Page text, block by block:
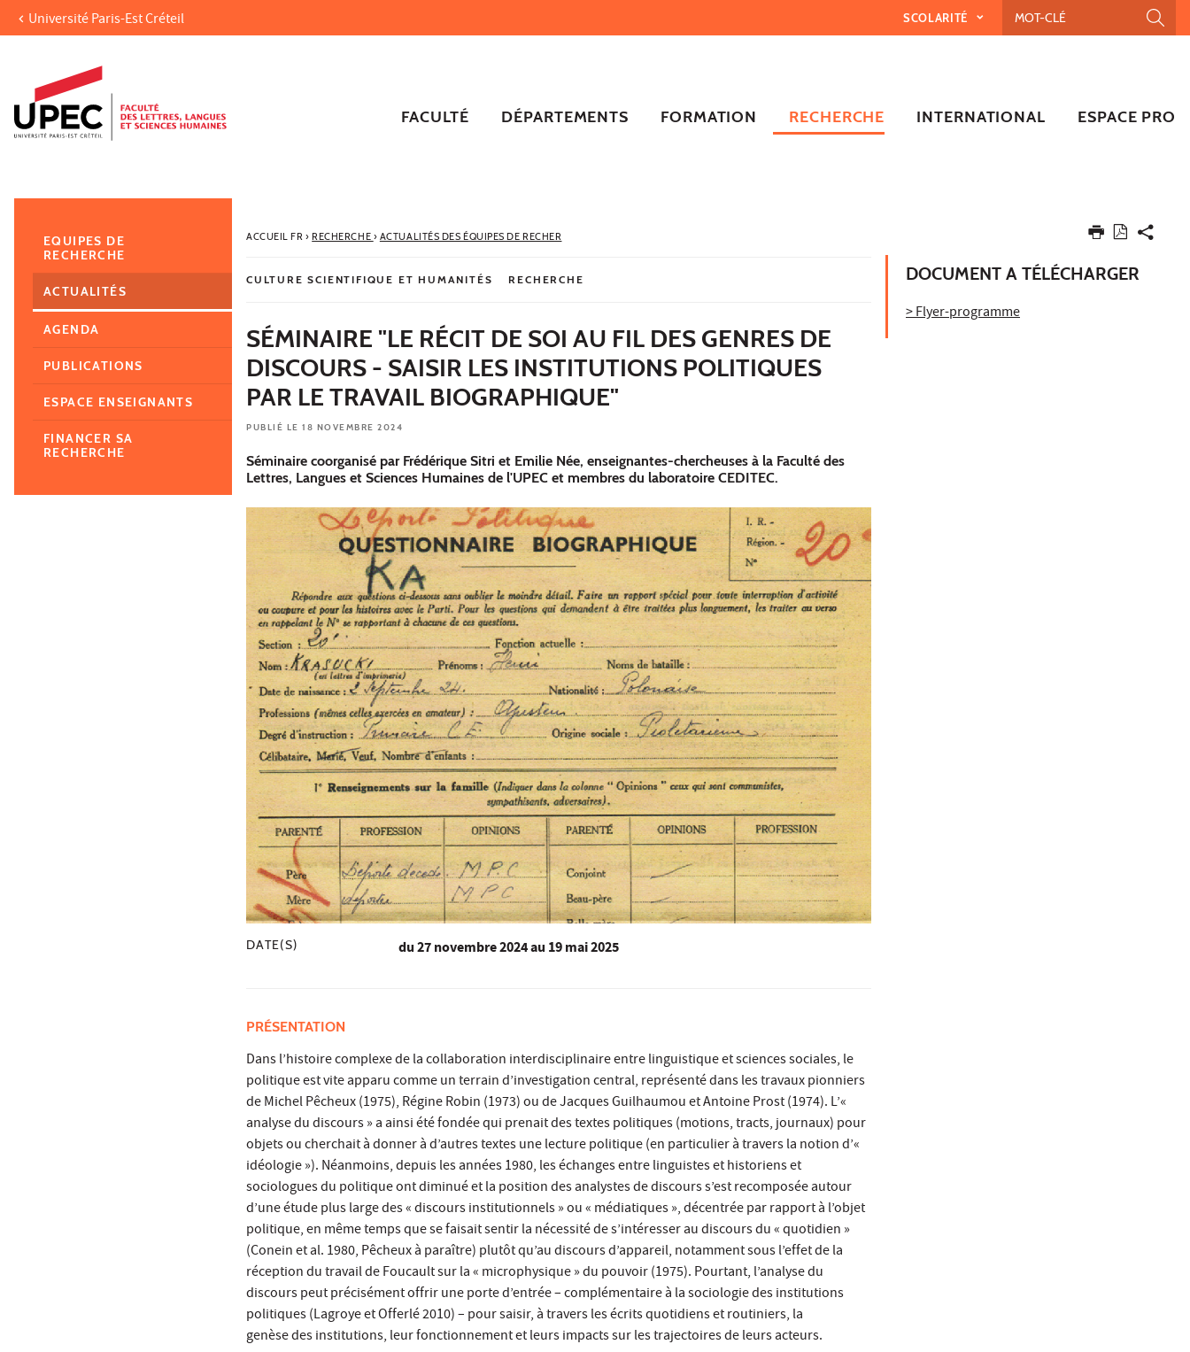
Aller au contenu
Accès directs
Recherche
Navigation secondaire
Université Paris-Est Créteil SCOLARITÉ
FACULTÉ DÉPARTEMENTS FORMATION RECHERCHE INTERNATIONAL ESPACE PRO
ACCUEIL FR› RECHERCHE › ACTUALITÉS DES ÉQUIPES DE RECHER
CULTURE SCIENTIFIQUE ET HUMANITÉS RECHERCHE
SÉMINAIRE "LE RÉCIT DE SOI AU FIL DES GENRES DE
DISCOURS - SAISIR LES INSTITUTIONS POLITIQUES
PAR LE TRAVAIL BIOGRAPHIQUE"
PUBLIÉ LE 18 NOVEMBRE 2024
Séminaire coorganisé par Frédérique Sitri et Emilie Née, enseignantes-chercheuses à la Faculté des
Lettres, Langues et Sciences Humaines de l'UPEC et membres du laboratoire CEDITEC.
DATE(S) du27 novembre 2024au 19 mai 2025
PRÉSENTATION
Dans l’histoire complexe de la collaboration interdisciplinaire entre linguistique et sciences sociales, le
politique est vite apparu comme un terrain d’investigation central, représenté dans les travaux pionniers
de Michel Pêcheux (1975), Régine Robin (1973) ou de Jacques Guilhaumou et Antoine Prost (1974). L’«
analyse du discours » a ainsi été fondée qui prenait des textes politiques (motions, tracts, journaux) pour
objets ou cherchait à donner à d’autres textes une lecture politique (en particulier à travers la notion d’«
idéologie »). Néanmoins, depuis les années 1980, les échanges entre linguistes et historiens et
sociologues du politique ont diminué et la position des analystes de discours s’est recomposée autour
d’une étude plus large des « discours institutionnels » ou « médiatiques », décentrée par rapport à l’objet
politique, en même temps que se faisait sentir la nécessité de s’intéresser au discours du « quotidien »
(Conein et al. 1980, Pêcheux à paraître) plutôt qu’au discours d’appareil, notamment sous l’effet de la
réception du travail de Foucault sur la « microphysique » du pouvoir (1975). Pourtant, l’analyse du
discours peut précisément offrir une porte d’entrée – complémentaire à la sociologie des institutions
politiques (Lagroye et Offerlé 2010) – pour saisir, à travers les écrits quotidiens et routiniers, la
genèse des institutions, leur fonctionnement et leurs impacts sur les trajectoires de leurs acteurs.
DOCUMENT A TÉLÉCHARGER
> Flyer-programme
EQUIPES DE
RECHERCHE
ACTUALITÉS
AGENDA
PUBLICATIONS
ESPACE ENSEIGNANTS
FINANCER SA
RECHERCHE